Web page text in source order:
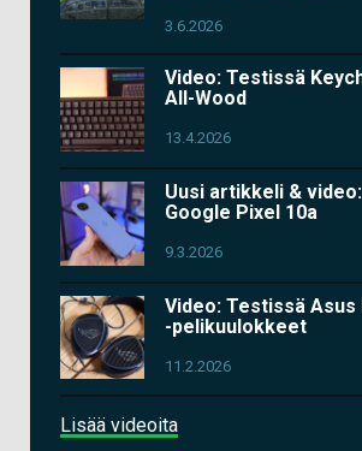
3.6.2026
Video: Testissä
All-Wood
13.4.2026
Uusi artikkeli &
Google Pixel 10a
9.3.2026
Video: Testissä Asus
-pelikuulokkeet
11.2.2026
Lisää videoita